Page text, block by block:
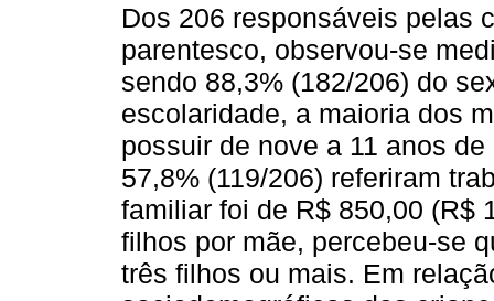
Dos 206 responsáveis pelas
parentesco, observou-se
sendo 88,3% (182/206) do
escolaridade, a maioria dos
possuir de nove a 11 anos
57,8% (119/206) referiram
familiar foi de R$ 850,00 (R$
filhos por mãe, percebeu-se
três filhos ou mais. Em